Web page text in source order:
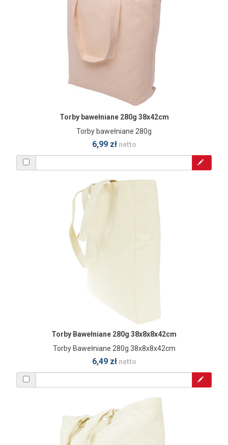
Torby bawełniane 280g 38x42cm
Torby bawełniane 280g
6,99 złnetto
Torby Bawełniane 280g 38x8x8x42cm
Torby Bawełniane 280g 38x8x8x42cm
6,49 złnetto